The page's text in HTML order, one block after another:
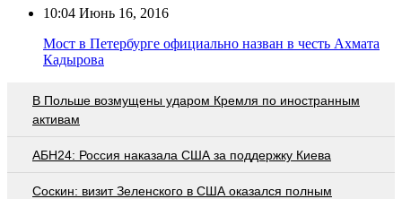
10:04 Июнь 16, 2016
Мост в Петербурге официально назван в честь Ахмата
Кадырова
В Польше возмущены ударом Кремля по иностранным
активам
АБН24: Россия наказала США за поддержку Киева
Соскин: визит Зеленского в США оказался полным